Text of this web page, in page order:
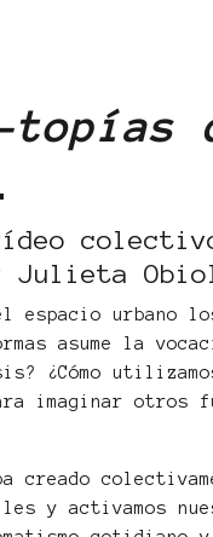
topías
Julieta
espacio urbano
asume la
¿Cómo
imaginar otros
creado
y activamos